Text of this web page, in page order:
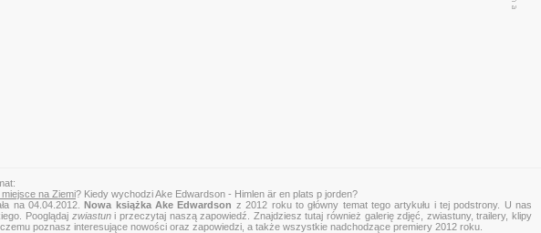
na Ziemi? Kiedy wychodzi Ake Edwardson - Himlen är en plats p jorden?
na 04.04.2012.Nowa książka Ake Edwardson z 2012 roku to główny temat tego artykułu i tej podstrony. U nas
Pooglądaj zwiastuni przeczytaj naszą zapowiedź. Znajdziesz tutaj również galerię zdjęć, zwiastuny, trailery, klipy
poznasz interesujące nowości oraz zapowiedzi, a także wszystkie nadchodzące premiery 2012 roku.